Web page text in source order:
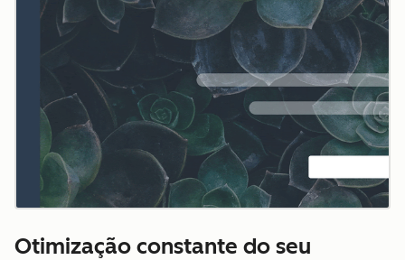
Otimização constante do seu